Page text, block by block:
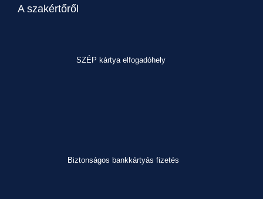
A szakértőről
SZÉP kártya elfogadóhely
Biztonságos bankkártyás fizetés